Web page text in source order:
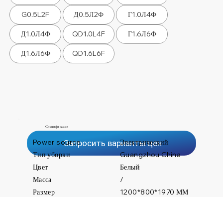
G0.5L2F Д0.5Л2Ф Г1.0Л4Ф
Д1.0Л4Ф QD1.0L4F Г1.6Л6Ф
Д1.6Л6Ф QD1.6L6F
Запросить варианты цен
Power source
Электрический
Тип уборки
Масса
Цвет Белый
1200*800*1970 ММ
Размер
Guangzhou China
/
Спецификация